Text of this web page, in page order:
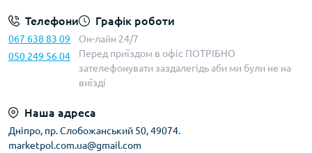
Телефони
067 638 83 09
050 249 56 04
Графік роботи
Он-лайн 24/7
Перед приїздом в офіс ПОТРІБНО
зателефонувати заздалегідь аби ми були не на
виїзді
Наша адреса
Дніпро, пр. Слобожанський 50, 49074.
marketpol.com.ua@gmail.com